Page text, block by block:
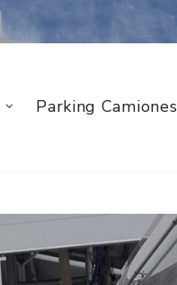
Parking Camiones